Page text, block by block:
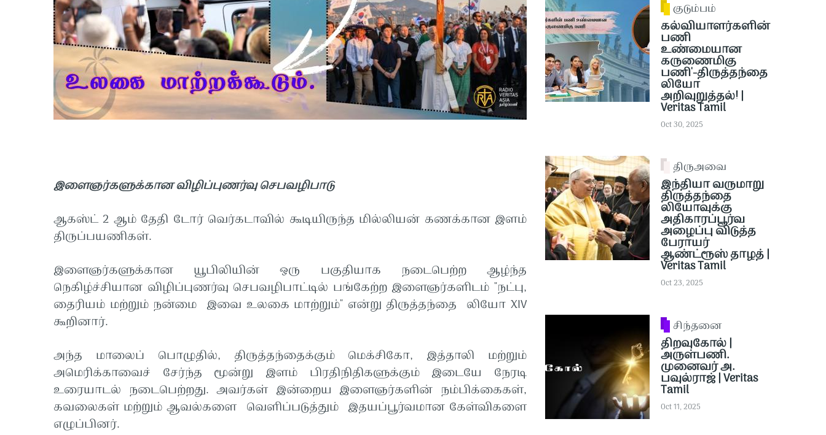
இளைஞர்களுக்கான விழிப்புணர்வு செபவழிபாடு
ஆகஸ்ட் 2 ஆம் தேதி டோர் வெர்கடாவில் கூடியிருந்த மில்லியன் கணக்கான இளம்
திருப்பயணிகள்.
இளைஞர்களுக்கான யூபிலியின் ஒரு பகுதியாக நடைபெற்ற ஆழ்ந்த
நெகிழ்ச்சியான விழிப்புணர்வு செபவழிபாட்டில் பங்கேற்ற இளைஞர்களிடம் "நட்பு,
தைரியம் மற்றும் நன்மை இவை உலகை மாற்றும்" என்று திருத்தந்தை லியோ XIV
கூறினார்.
அந்த மாலைப் பொழுதில், திருத்தந்தைக்கும் மெக்சிகோ, இத்தாலி மற்றும்
அமெரிக்காவைச் சேர்ந்த மூன்று இளம் பிரதிநிதிகளுக்கும் இடையே நேரடி
உரையாடல் நடைபெற்றது. அவர்கள் இன்றைய இளைஞர்களின் நம்பிக்கைகள்,
கவலைகள் மற்றும் ஆவல்களை வெளிப்படுத்தும் இதயப்பூர்வமான கேள்விகளை
எழுப்பினர்.
குடும்பம்
கல்வியாளர்களின்
பணி
உண்மையான
கருணைமிகு
பணி'-திருத்தந்தை
லியோ
அறிவுறுத்தல்! |
Veritas Tamil
Oct 30, 2025
திருஅவை
இந்தியா வருமாறு
திருத்தந்தை
லியோவுக்கு
அதிகாரப்பூர்வ
அழைப்பு விடுத்த
பேராயர்
ஆண்ட்ரூஸ் தாழத் |
Veritas Tamil
Oct 23, 2025
சிந்தனை
திறவுகோல் |
அருள்பணி.
முனைவர் அ.
பவுல்ராஜ் | Veritas
Tamil
Oct 11, 2025